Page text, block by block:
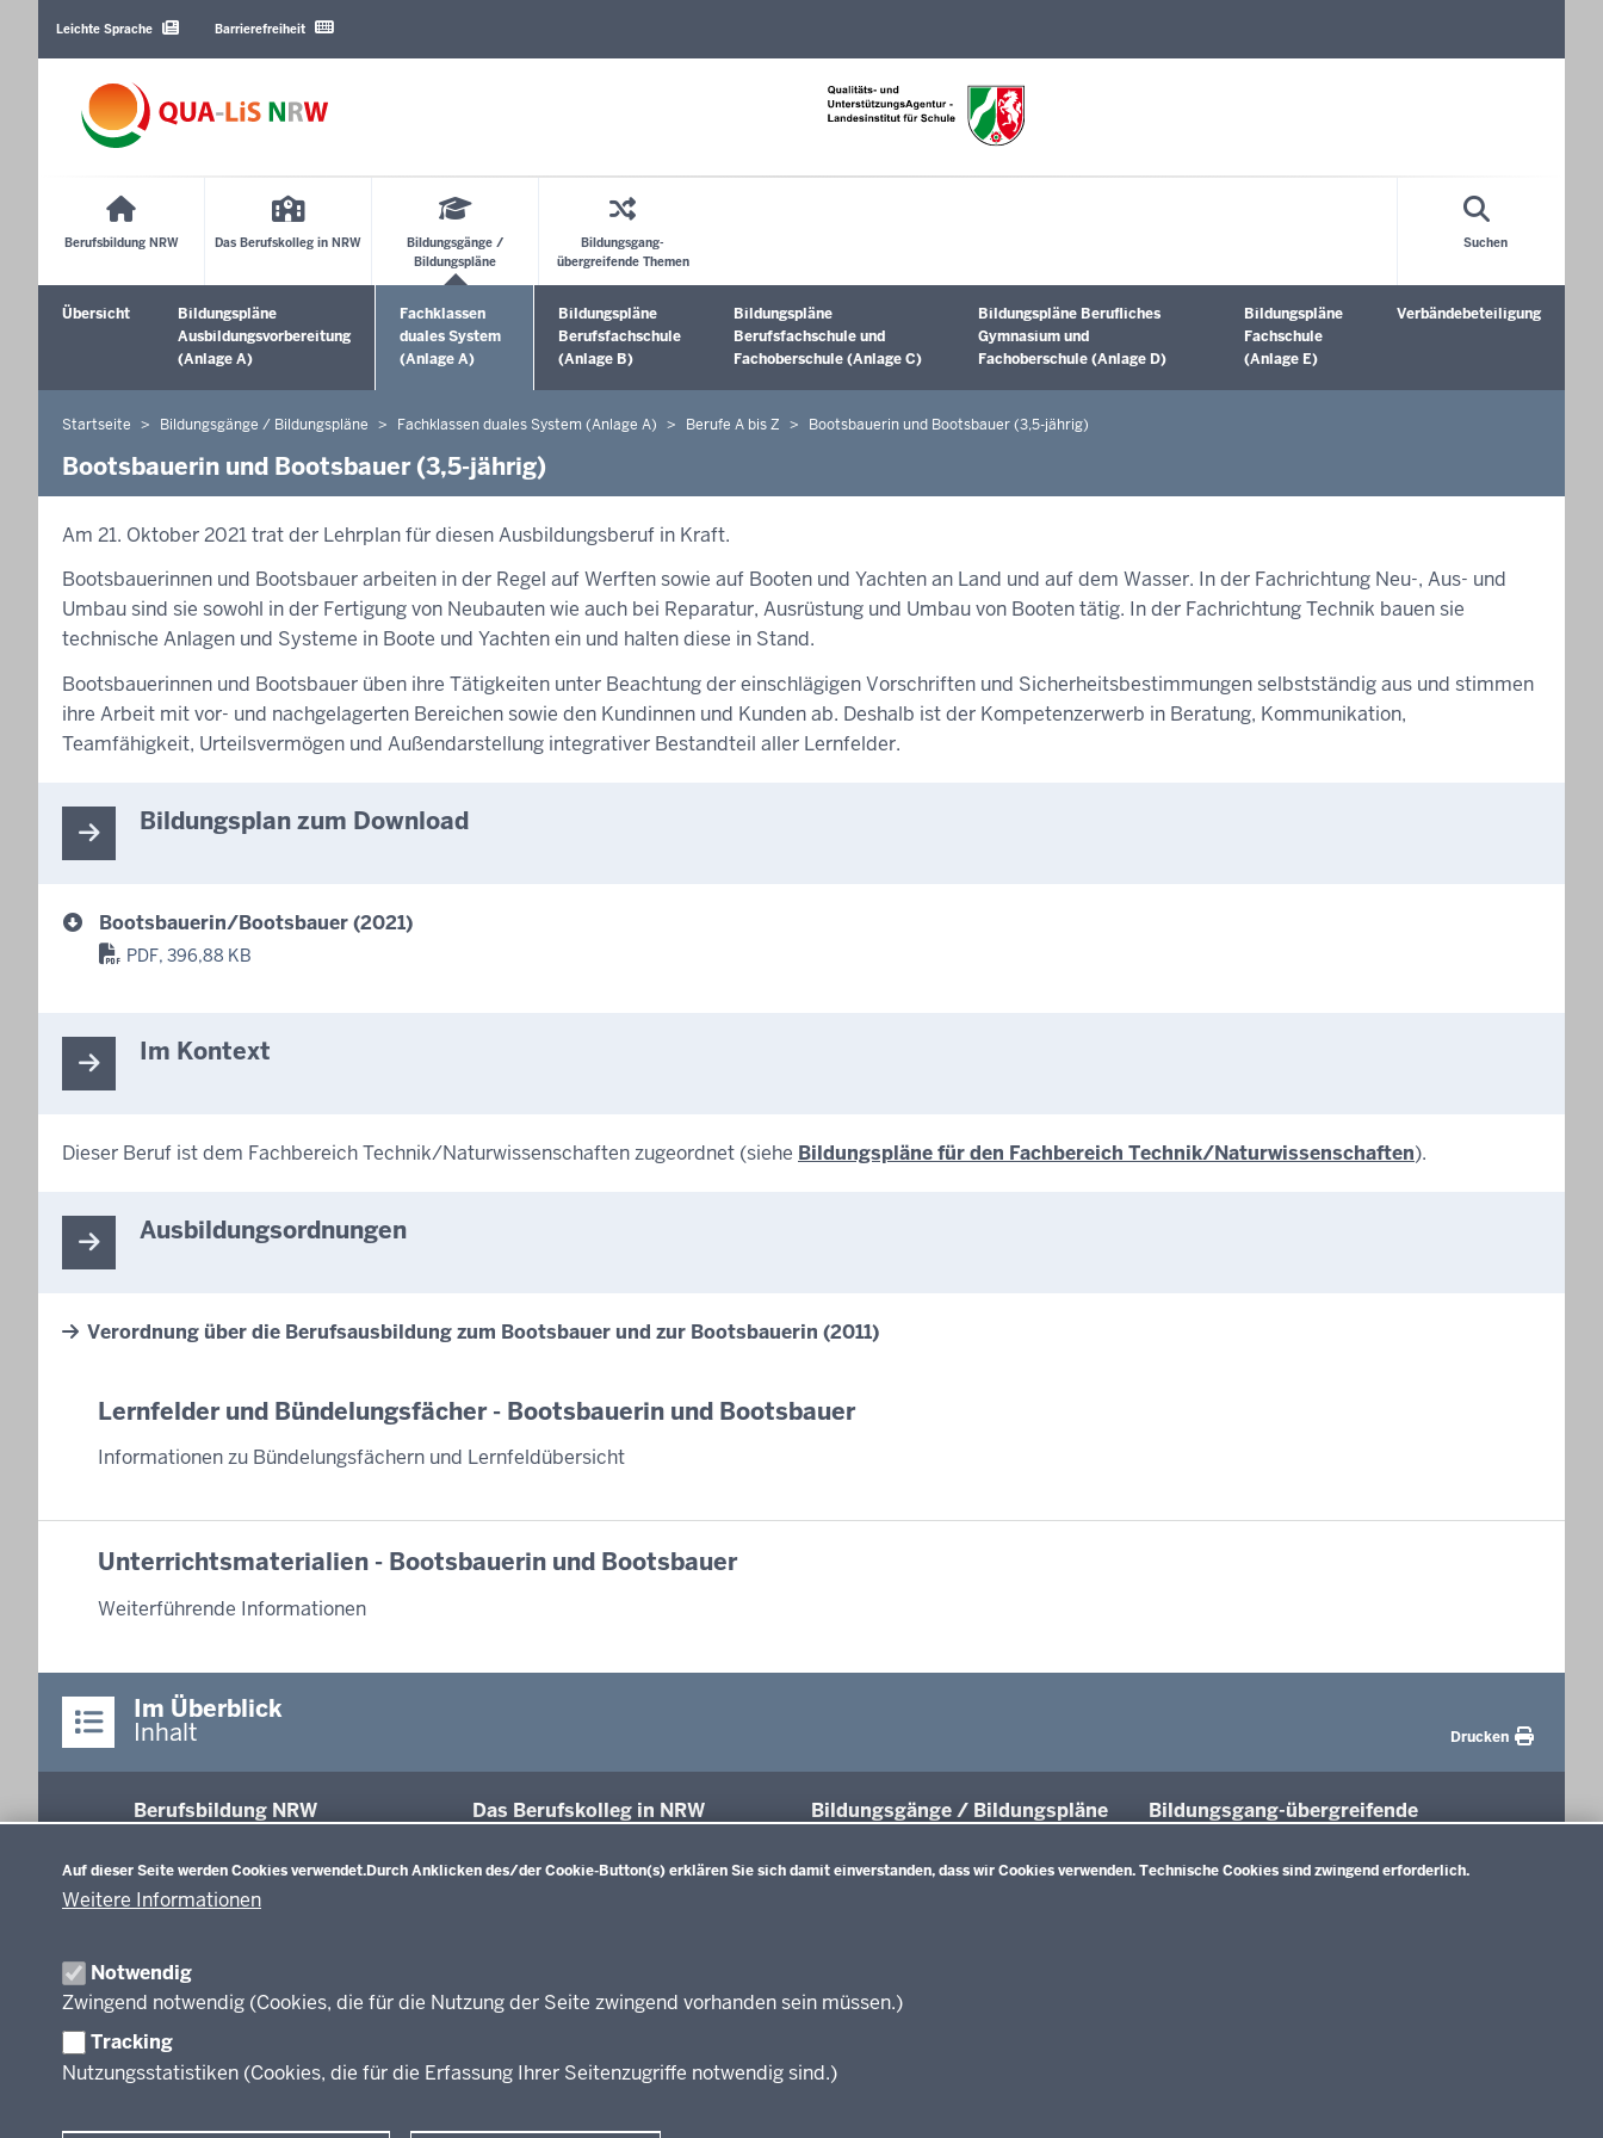
Auf dieser Seite werden Cookies verwendet.Durch Anklicken des/der Cookie-Button(s) erklären Sie sich damit einverstanden, dass wir Cookies verwenden. Technische Cookies sind zwingend erforderlich.
Weitere Informationen
Notwendig
Zwingend notwendig (Cookies, die für die Nutzung der Seite zwingend vorhanden sein müssen.)
Tracking
Nutzungsstatistiken (Cookies, die für die Erfassung Ihrer Seitenzugriffe notwendig sind.)
Sprachen
Leichte Sprache Barrierefreiheit
Berufsbildung NRW Das Berufskolleg in NRW
Bildungsgänge /
Bildungspläne
Bildungsgang-
übergreifende Themen
Suchen
Sekundärmenü
Übersicht
Bildungspläne
Ausbildungsvorbereitung
(Anlage A)
Fachklassen
duales System
(Anlage A)
Untermenü öffnen
Bildungspläne
Berufsfachschule
(Anlage B)
Untermenü öffnen
Bildungspläne
Berufsfachschule und
Fachoberschule (Anlage C)
Untermenü öffnen
Bildungspläne Berufliches
Gymnasium und
Fachoberschule (Anlage D)
Untermenü öffnen
Bildungspläne
Fachschule
(Anlage E)
Verbändebeteiligung
Sie
befinden
Startseite Bildungsgänge / Bildungspläne Fachklassen duales System (Anlage A) Berufe A bis Z Bootsbauerin und Bootsbauer (3,5-jährig)
Bootsbauerin und Bootsbauer (3,5-jährig)
Am 21. Oktober 2021 trat der Lehrplan für diesen Ausbildungsberuf in Kraft.
Bootsbauerinnen und Bootsbauer arbeiten in der Regel auf Werften sowie auf Booten und Yachten an Land und auf dem Wasser. In der Fachrichtung Neu-, Aus- und
Umbau sind sie sowohl in der Fertigung von Neubauten wie auch bei Reparatur, Ausrüstung und Umbau von Booten tätig. In der Fachrichtung Technik bauen sie
technische Anlagen und Systeme in Boote und Yachten ein und halten diese in Stand.
Bootsbauerinnen und Bootsbauer üben ihre Tätigkeiten unter Beachtung der einschlägigen Vorschriften und Sicherheitsbestimmungen selbstständig aus und stimmen
ihre Arbeit mit vor- und nachgelagerten Bereichen sowie den Kundinnen und Kunden ab. Deshalb ist der Kompetenzerwerb in Beratung, Kommunikation,
Teamfähigkeit, Urteilsvermögen und Außendarstellung integrativer Bestandteil aller Lernfelder.
Bildungsplan zum Download
Bootsbauerin/Bootsbauer (2021)
PDF, 396,88 KB
Im Kontext
Dieser Beruf ist dem Fachbereich Technik/Naturwissenschaften zugeordnet (siehe Bildungspläne für den Fachbereich Technik/Naturwissenschaften).
Ausbildungsordnungen
Verordnung über die Berufsausbildung zum Bootsbauer und zur Bootsbauerin (2011)
Lernfelder und Bündelungsfächer - Bootsbauerin und Bootsbauer
Informationen zu Bündelungsfächern und Lernfeldübersicht
Unterrichtsmaterialien - Bootsbauerin und Bootsbauer
Weiterführende Informationen
Im Überblick
Inhalt Drucken
Berufsbildung NRW Das Berufskolleg in NRW
Fachkräfte von morgen
Weiterführende Links
Bildungsgänge / Bildungspläne
Bildungspläne Ausbildungsvorbereitung
Fachoberschule (Anlage C)
Bildungspläne Berufliches Gymnasium und
Bildungspläne Fachschule (Anlage E)
Bildungsgang-übergreifende
Unterricht